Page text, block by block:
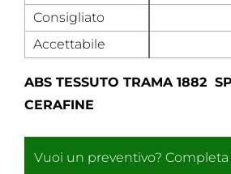
Consigliato
Accettabile
ABS TESSUTO TRAMA 1882
CERAFINE